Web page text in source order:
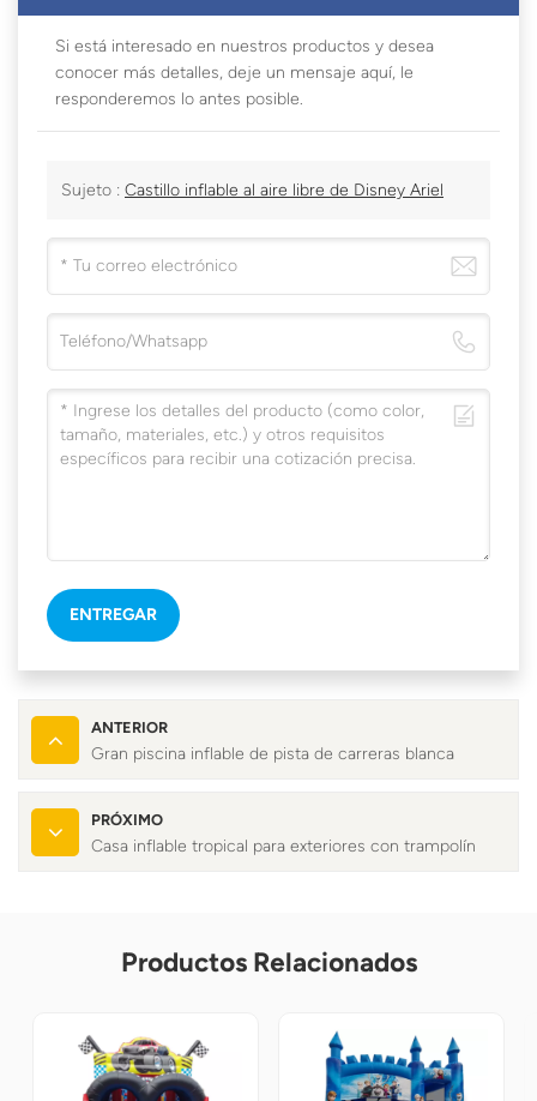
Si está interesado en nuestros productos y desea
conocer más detalles, deje un mensaje aquí, le
responderemos lo antes posible.
Sujeto : Castillo inflable al aire libre de Disney Ariel
ENTREGAR
ANTERIOR
Gran piscina inflable de pista de carreras blanca
PRÓXIMO
Casa inflable tropical para exteriores con trampolín
Productos Relacionados